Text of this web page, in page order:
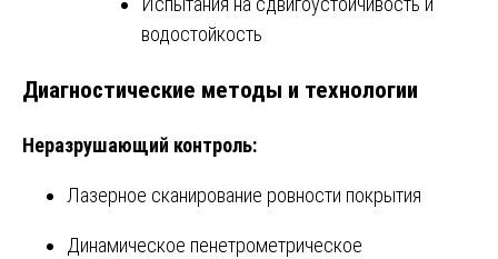
водостойкость
Диагностические методы и технологии
Неразрушающий контроль:
Лазерное сканирование ровности покрытия
Динамическое пенетрометрическое